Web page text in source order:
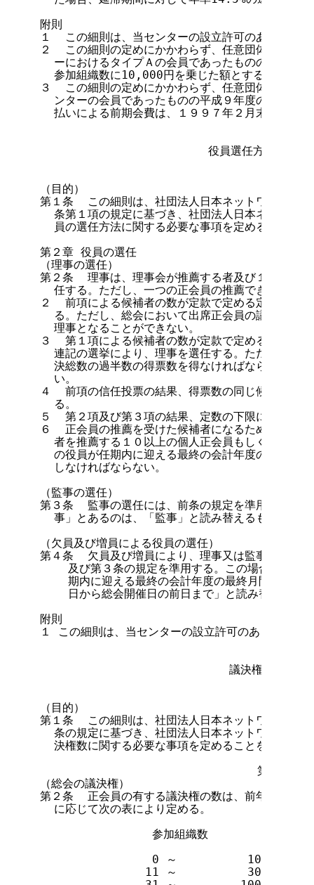
附則
１  この細則は、当センターの設立許可のあった日
２  この細則の定めにかかわらず、任意団体日本ネ
ーにおけるタイプＡの会員であったものの会費の
  参加組織数に10,000円を乗じた額とする。
３  この細則の定めにかかわらず、任意団体日本ネ
ンターの会員であったものの平成９年度の年額一
払いによる前期会費は、１９９７年２月末日の参
役員選任方法に関す
（目的）
第１条  この細則は、社団法人日本ネットワークイ
条第１項の規定に基づき、社団法人日本ネットワ
員の選任方法に関する必要な事項を定めることを
第２章 役員の選任
（理事の選任）
第２条  理事は、理事会が推薦する者及び１０以上
任する。ただし、一つの正会員の推薦できる候補
２  前項による候補者の数が定款で定める定数の範
る。ただし、総会において出席正会員の議決総数
  理事となることができない。
３  第１項による候補者の数が定款で定める定数の
連記の選挙により、理事を選任する。ただし、当
決総数の過半数の得票数を得なければならない。
  い。
４  前項の信任投票の結果、得票数の同じ候補者が
  る。
５  第２項及び第３項の結果、定数の下限に満たな
６  正会員の推薦を受けた候補者になるためには、
者を推薦する１０以上の個人正会員もしくは団体
の役員が任期内に迎える最終の会計年度の３月１
  しなければならない。
（監事の選任）
第３条  監事の選任には、前条の規定を準用する。
事」とあるのは、「監事」と読み替えるものとする
（欠員及び増員による役員の選任）
第４条  欠員及び増員により、理事又は監事を緊急
及び第３条の規定を準用する。この場合におい
期内に迎える最終の会計年度の最終月間内」と
日から総会開催日の前日まで」と読み替えるも
附則
１ この細則は、当センターの設立許可のあった日か
議決権数に関す
（目的）
第１条  この細則は、社団法人日本ネットワークイ
条の規定に基づき、社団法人日本ネットワークイ
決権数に関する必要な事項を定めることを目的と
第２章 議
（総会の議決権）
第２条  正会員の有する議決権の数は、前年度２月
  に応じて次の表により定める。
参加組織数         議決権
0 ～          10
11 ～          30